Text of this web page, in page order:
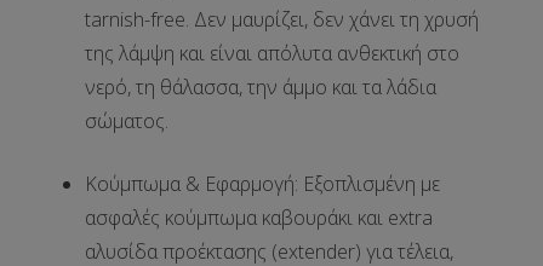
tarnish-free. Δεν μαυρίζει, δεν χάνει τη χρυσή
της λάμψη και είναι απόλυτα ανθεκτική στο
νερό, τη θάλασσα, την άμμο και τα λάδια
σώματος.
Κούμπωμα & Εφαρμογή: Εξοπλισμένη με
ασφαλές κούμπωμα καβουράκι και extra
αλυσίδα προέκτασης (extender) για τέλεια,